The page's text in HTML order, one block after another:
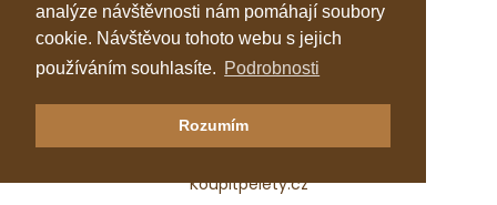
analýze návštěvnosti nám pomáhají soubory
cookie. Návštěvou tohoto webu s jejich
používáním souhlasíte. Podrobnosti
Rozumím
Klastr Česká peleta
Katalog topenářů
Koupitpelety.cz